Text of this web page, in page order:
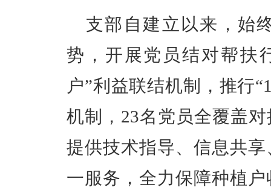
支部自建立以来， 始
势，开展党员结对帮扶
户”利益联结机制，推行
机制， 23名党员全覆盖
提供技术指导、信息共
一服务，全力保障种植